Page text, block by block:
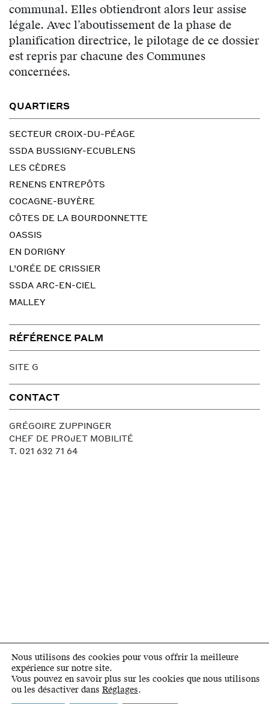
communal. Elles obtiendront alors leur assise
légale. Avec l’aboutissement de la phase de
planification directrice, le pilotage de ce dossier
est repris par chacune des Communes
concernées.
QUARTIERS
SECTEUR CROIX-DU-PÉAGE
SSDA BUSSIGNY-ECUBLENS
LES CÈDRES
RENENS ENTREPÔTS
COCAGNE-BUYÈRE
CÔTES DE LA BOURDONNETTE
OASSIS
EN DORIGNY
L’ORÉE DE CRISSIER
SSDA ARC-EN-CIEL
MALLEY
RÉFÉRENCE PALM
SITE G
CONTACT
GRÉGOIRE ZUPPINGER
CHEF DE PROJET MOBILITÉ
T. 021 632 71 64
Nous utilisons des cookies pour vous offrir la meilleure
expérience sur notre site.
Vous pouvez en savoir plus sur les cookies que nous utilisons
ou les désactiver dans Réglages.